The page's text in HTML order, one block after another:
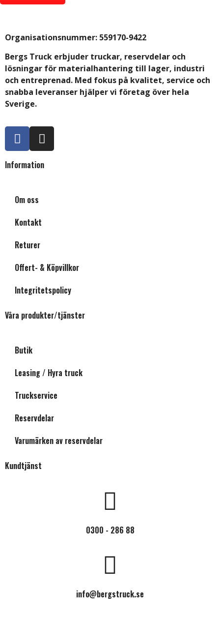
Organisationsnummer: 559170-9422
Bergs Truck erbjuder truckar, reservdelar och
lösningar för materialhantering till lager, industri
och entreprenad. Med fokus på kvalitet, service och
snabba leveranser hjälper vi företag över hela
Sverige.
Information
Om oss
Kontakt
Returer
Offert- & Köpvillkor
Integritetspolicy
Våra produkter/tjänster
Butik
Leasing / Hyra truck
Truckservice
Reservdelar
Varumärken av reservdelar
Kundtjänst
0300 - 286 88
info@bergstruck.se